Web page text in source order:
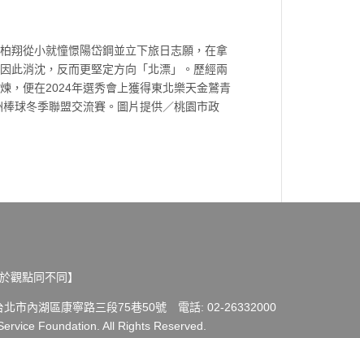
翔從小就憧憬陽岱鋼並立下旅日志願，在拿
此消沈，反而更堅定方向「北漂」。歷經兩
，便在2024年選秀會上獲得東北樂天金鷲青
球冬季聯盟交流賽。圖片提供／桃園市政
於觀點同不同】
市內湖區康寧路三段75巷50號 電話: 02-26332000
Foundation. All Rights Reserved.